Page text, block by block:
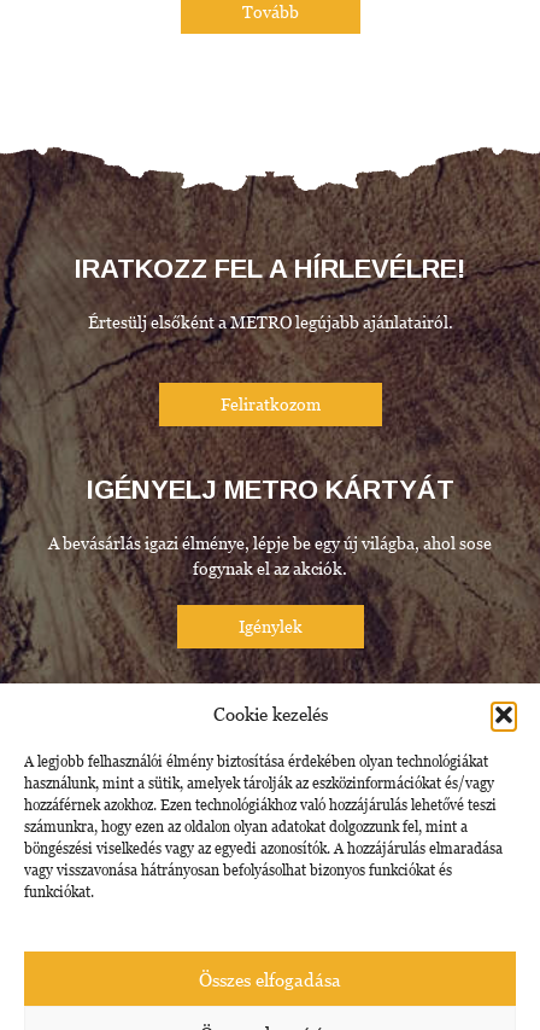
Cookie kezelés
A legjobb felhasználói élmény biztosítása érdekében olyan technológiákat
használunk, mint a sütik, amelyek tárolják az eszközinformációkat és/vagy
hozzáférnek azokhoz. Ezen technológiákhoz való hozzájárulás lehetővé teszi
számunkra, hogy ezen az oldalon olyan adatokat dolgozzunk fel, mint a
böngészési viselkedés vagy az egyedi azonosítók. A hozzájárulás elmaradása
vagy visszavonása hátrányosan befolyásolhat bizonyos funkciókat és
funkciókat.
Összes elfogadása
Tovább
IRATKOZZ FEL A HÍRLEVÉLRE!
Értesülj elsőként a METRO legújabb ajánlatairól.
IGÉNYELJ METRO KÁRTYÁT
A bevásárlás igazi élménye, lépje be egy új világba, ahol sose
fogynak el az akciók.
METRO.HU
Látogasson el weboldalunkra friss ajánlatainkért.
Meríts ötleteket friss katalógusainkból